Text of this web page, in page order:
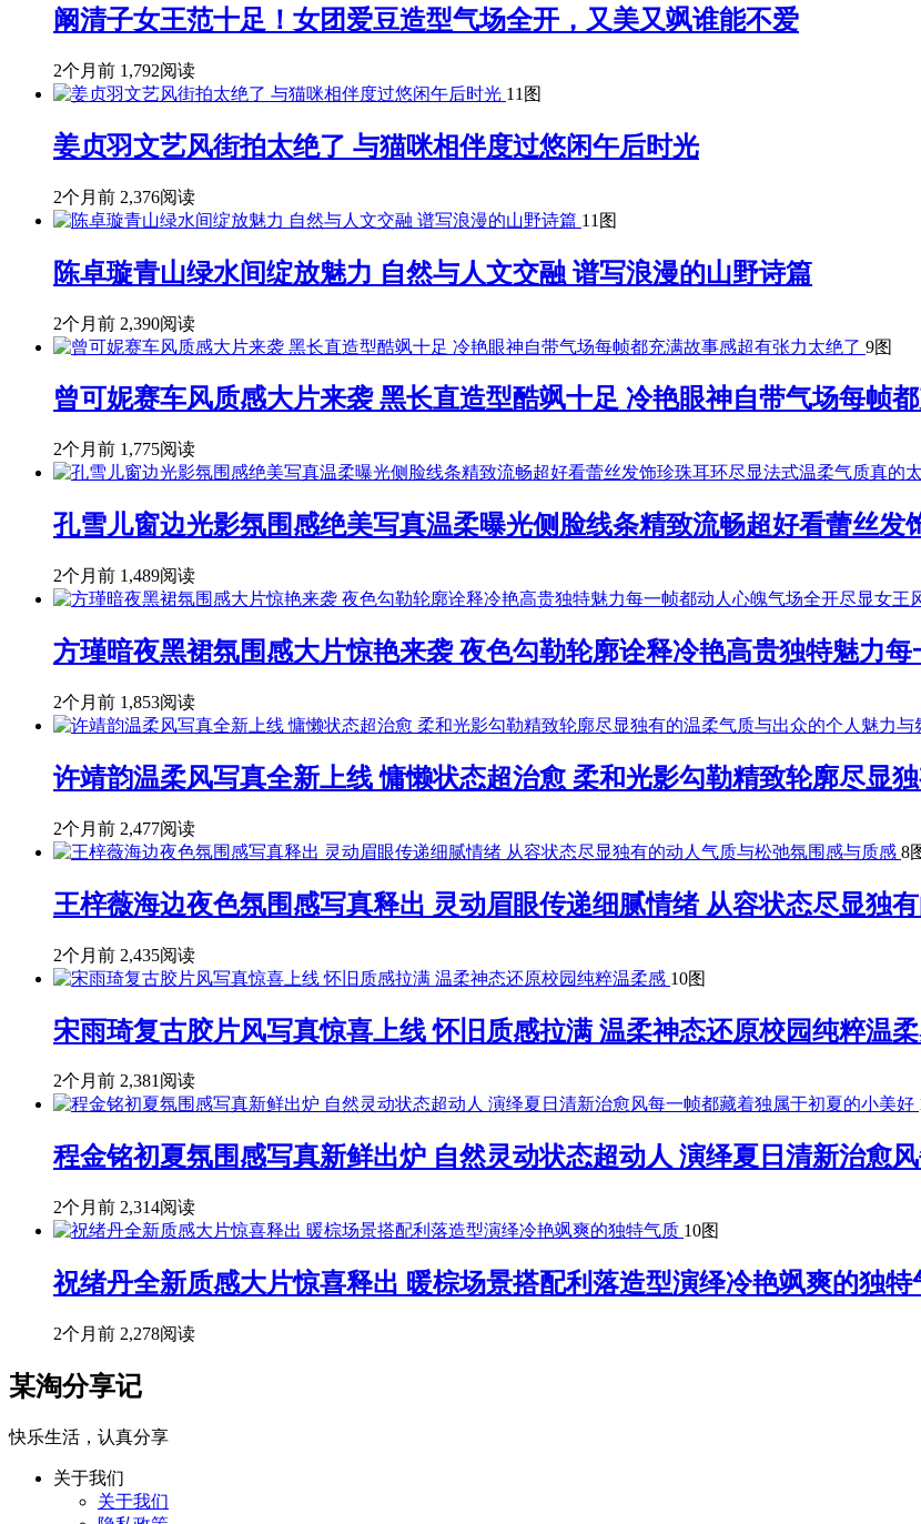
阚清子女王范十足！女团爱豆造型气场全开，又美又飒谁能不爱
2个月前 1,792阅读
11图
姜贞羽文艺风街拍太绝了 与猫咪相伴度过悠闲午后时光
2个月前 2,376阅读
11图
陈卓璇青山绿水间绽放魅力 自然与人文交融 谱写浪漫的山野诗篇
2个月前 2,390阅读
9图
曾可妮赛车风质感大片来袭 黑长直造型酷飒十足 冷艳眼神自带气场每帧
2个月前 1,775阅读
孔雪儿窗边光影氛围感绝美写真温柔曝光侧脸线条精致流畅超好看蕾丝发
2个月前 1,489阅读
方瑾暗夜黑裙氛围感大片惊艳来袭 夜色勾勒轮廓诠释冷艳高贵独特魅力
2个月前 1,853阅读
许靖韵温柔风写真全新上线 慵懒状态超治愈 柔和光影勾勒精致轮廓尽显
2个月前 2,477阅读
8
王梓薇海边夜色氛围感写真释出 灵动眉眼传递细腻情绪 从容状态尽显独
2个月前 2,435阅读
10图
宋雨琦复古胶片风写真惊喜上线 怀旧质感拉满 温柔神态还原校园纯粹温
2个月前 2,381阅读
程金铭初夏氛围感写真新鲜出炉 自然灵动状态超动人 演绎夏日清新治愈
2个月前 2,314阅读
10图
祝绪丹全新质感大片惊喜释出 暖棕场景搭配利落造型演绎冷艳飒爽的独特
2个月前 2,278阅读
某淘分享记
快乐生活，认真分享
关于我们
关于我们